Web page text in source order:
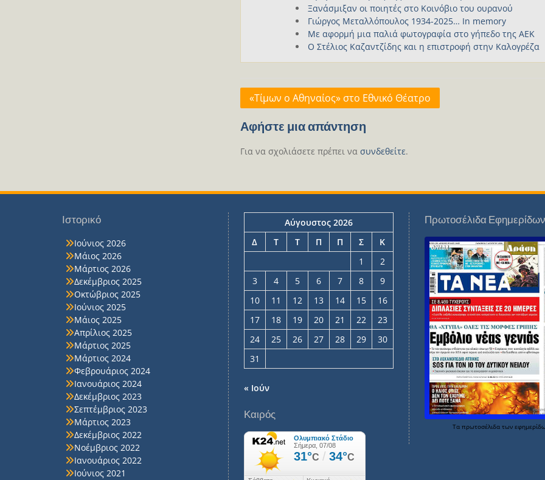
Ξανάσμιξαν οι ποιητές στο Κοινόβιο του ουρανού
Γιώργος Μεταλλόπουλος 1934-2025… In memory
Με αφορμή μια παλιά φωτογραφία στο γήπεδο της ΑΕΚ
Ο Στέλιος Καζαντζίδης και η επιστροφή στην Καλογρέζα
Πλοήγηση
«Τίμων ο Αθηναίος» στο Εθνικό Θέατρο
Αφήστε μια απάντηση
Για να σχολιάσετε πρέπει να συνδεθείτε.
Ιστορικό
Ιούνιος 2026
Μάιος 2026
Μάρτιος 2026
Δεκέμβριος 2025
Οκτώβριος 2025
Ιούνιος 2025
Μάιος 2025
Απρίλιος 2025
Μάρτιος 2025
Μάρτιος 2024
Φεβρουάριος 2024
Ιανουάριος 2024
Δεκέμβριος 2023
Σεπτέμβριος 2023
Μάρτιος 2023
Δεκέμβριος 2022
Νοέμβριος 2022
Ιανουάριος 2022
Ιούνιος 2021
Αύγουστος 2026
Δ
Τ Τ Π Π Σ
Κ
1
2
3
4 5 6 7 8
9
10
11 12 13 14 15
16
17
18 19 20 21 22
23
24
25 26 27 28 29
30
31
« Ιούν
Καιρός
Πρωτοσέλιδα Εφημερίδων
Τα πρωτοσέλιδα των